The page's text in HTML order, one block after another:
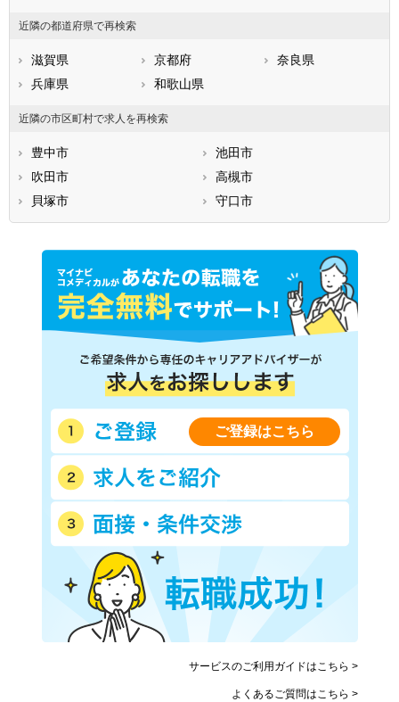
南河内郡太子町
南河内郡千早赤阪村
近隣の都道府県で再検索
滋賀県 京都府
奈良県
兵庫県
和歌山県
近隣の市区町村で求人を再検索
豊中市
池田市
吹田市
高槻市
貝塚市
守口市
ご登録はこちら
サービスのご利用ガイドはこちら >
よくあるご質問はこちら >